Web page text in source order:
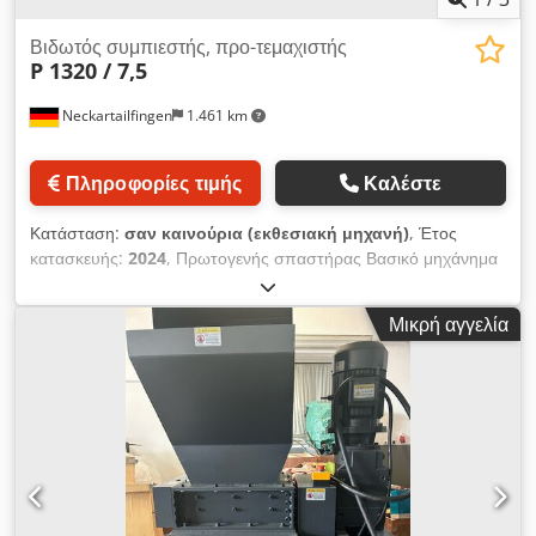
Neckartailfingen 1.461 km
Βιδωτός συμπιεστής, προ-τεμαχιστής
P 1320 / 7,5
Πληροφορίες τιμής Καλέστε
Κατάσταση: σαν καινούρια (εκθεσιακή μηχανή), Έτος
κατασκευής: 2024, Πρωτογενής σπαστήρας Βασικό μηχάνημα
από 29.950 € καθαρά *Επιλογές με επιπλέον χρέωση Ιδανικό
για την προ-θραύση ογκωδών υλικών, όπως παλέτες, σανίδες,
δοκάρια, κιβώτια φρούτων, πολυστυρένιο, πλαστικά και πολλά
άλλα. Ο πρωτογενής θραυστήρας μπορεί επίσης να
εγκατασταθεί απευθείας πάνω από έναν τεμαχιστή μονού
άξονα για την παραγωγή τεμαχίων ξύλου Μηχανή σε στάδιο
προπαραγωγής * Διαθέσιμες ειδικές επιλογές με επιπλέον
κόστος Τα πλεονεκτήματά σας: + Μείωση του όγκου έως και 70
+ Σημαντικά χαμηλότερο κόστος μεταφοράς + Χαμηλό κόστος
διάθεσης + Παραγωγή καυσίμου υλικού + Ιδανικό επίσης πριν
Μικρή αγγελία